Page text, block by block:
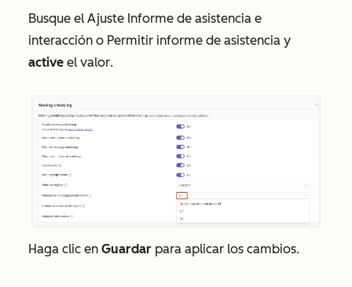
Busque el Ajuste Informe de asistencia e
interacción o Permitir informe de asistencia y
active el valor.
Haga clic en Guardar para aplicar los cambios.